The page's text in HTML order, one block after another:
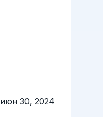
июн 30, 2024